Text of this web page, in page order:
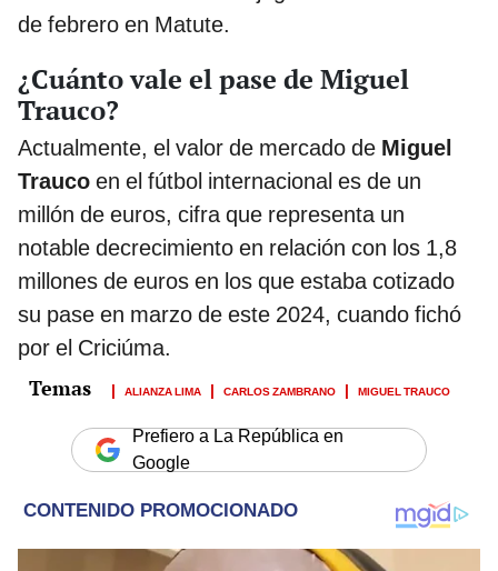
de febrero en Matute.
¿Cuánto vale el pase de Miguel
Trauco?
Actualmente, el valor de mercado de Miguel
Trauco en el fútbol internacional es de un
millón de euros, cifra que representa un
notable decrecimiento en relación con los 1,8
millones de euros en los que estaba cotizado
su pase en marzo de este 2024, cuando fichó
por el Criciúma.
ALIANZA LIMA CARLOS ZAMBRANO MIGUEL TRAUCO
Prefiero a La República en
Google